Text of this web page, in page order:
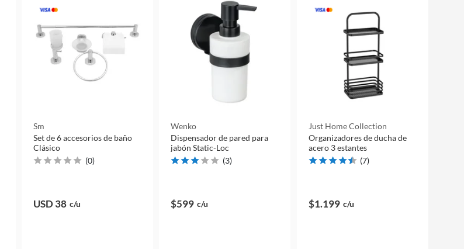
Sm
Set de 6 accesorios de baño
Clásico
(0)
USD 38 c/u
Wenko
Dispensador de pared para
jabón Static-Loc
(3)
$599 c/u
Just Home Collection
Organizadores de ducha de
acero 3 estantes
(7)
$1.199 c/u